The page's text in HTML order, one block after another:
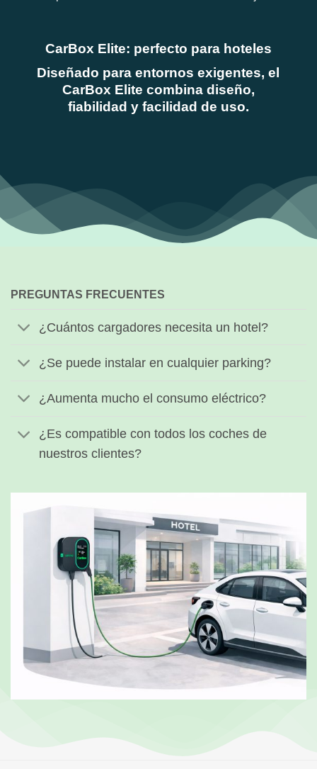
CarBox Elite: perfecto para hoteles
Diseñado para entornos exigentes, el
CarBox Elite combina diseño,
fiabilidad y facilidad de uso.
PREGUNTAS FRECUENTES
¿Cuántos cargadores necesita un hotel?
¿Se puede instalar en cualquier parking?
¿Aumenta mucho el consumo eléctrico?
¿Es compatible con todos los coches de
nuestros clientes?